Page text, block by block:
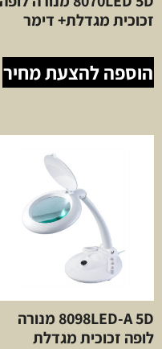
זכוכית מגדלת+ דימר
הוספה להצעת מחיר
8098LED-A 5D מנורה
לופה זכוכית מגדלת